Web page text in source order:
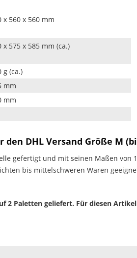
x 560 x 560 mm
x 575 x 585 mm (ca.)
g (ca.)
mm
mm
DHL Versand Größe M
gefertigt und mit seinen Maßen
bis mittelschweren Waren
2 Paletten geliefert. Für diesen